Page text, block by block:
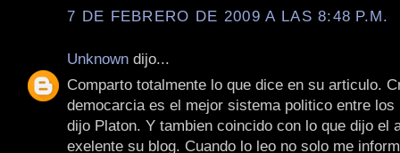
7 DE FEBRERO DE 2009 A LAS 8:48 P.M.
Unknown dijo...
Comparto totalmente lo que dice en su articulo.
democarcia es el mejor sistema politico entre los
dijo Platon. Y tambien coincido con lo que dijo el
exelente su blog. Cuando lo leo no solo me